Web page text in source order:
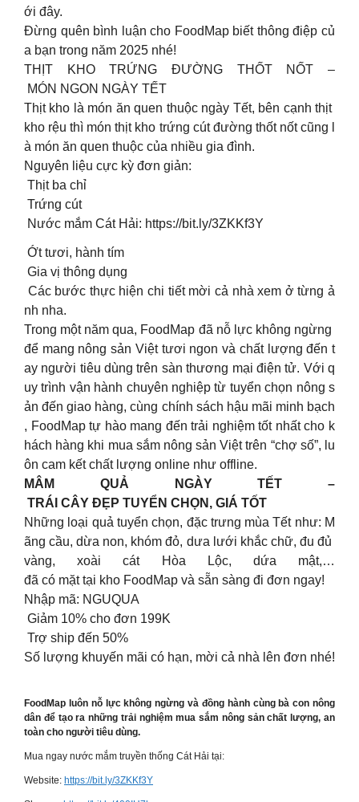
ới đây.
Đừng quên bình luận cho FoodMap biết thông điệp củ
a bạn trong năm 2025 nhé!
THỊT KHO TRỨNG ĐƯỜNG THỐT NỐT –
MÓN NGON NGÀY TẾT
Thịt kho là món ăn quen thuộc ngày Tết, bên cạnh thịt
kho rệu thì món thịt kho trứng cút đường thốt nốt cũng l
à món ăn quen thuộc của nhiều gia đình.
Nguyên liệu cực kỳ đơn giản:
Thịt ba chỉ
Trứng cút
Nước mắm Cát Hải: https://bit.ly/3ZKKf3Y
Ớt tươi, hành tím
Gia vị thông dụng
Các bước thực hiện chi tiết mời cả nhà xem ở từng ả
nh nha.
Trong một năm qua, FoodMap đã nỗ lực không ngừng
để mang nông sản Việt tươi ngon và chất lượng đến t
ay người tiêu dùng trên sàn thương mại điện tử. Với q
uy trình vận hành chuyên nghiệp từ tuyển chọn nông s
ản đến giao hàng, cùng chính sách hậu mãi minh bạch
, FoodMap tự hào mang đến trải nghiệm tốt nhất cho k
hách hàng khi mua sắm nông sản Việt trên “chợ số”, lu
ôn cam kết chất lượng online như offline.
MÂM QUẢ NGÀY TẾT –
TRÁI CÂY ĐẸP TUYỂN CHỌN, GIÁ TỐT
Những loại quả tuyển chọn, đặc trưng mùa Tết như: M
ãng cầu, dừa non, khóm đỏ, dưa lưới khắc chữ, đu đủ
vàng, xoài cát Hòa Lộc, dứa mật,…
đã có mặt tại kho FoodMap và sẵn sàng đi đơn ngay!
Nhập mã: NGUQUA
Giảm 10% cho đơn 199K
Trợ ship đến 50%
Số lượng khuyến mãi có hạn, mời cả nhà lên đơn nhé!
FoodMap luôn nỗ lực không ngừng và đồng hành cùng bà con nông
dân để tạo ra những trải nghiệm mua sắm nông sản chất lượng, an
toàn cho người tiêu dùng.
Mua ngay nước mắm truyền thống Cát Hải tại:
Website: https://bit.ly/3ZKKf3Y